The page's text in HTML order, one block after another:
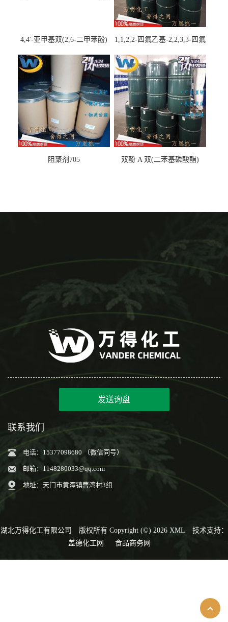
4,4'-亚甲基双(2,6-二甲苯酚)
1,1,2,2-四氟乙基-2,2,3,3-四氟
阻聚剂705 双酚 A 双(二苯基磷酸酯)
发送询盘
联系我们
电话：15377098680 （微信同号）
邮箱： 1148280033@qq.com
地址：天门市黄潭镇曹湾村3组
湖北万得化工有限公司 版权所有 Copyright (©) 2026 XML
技术支持：
盖德化工网
食品商务网